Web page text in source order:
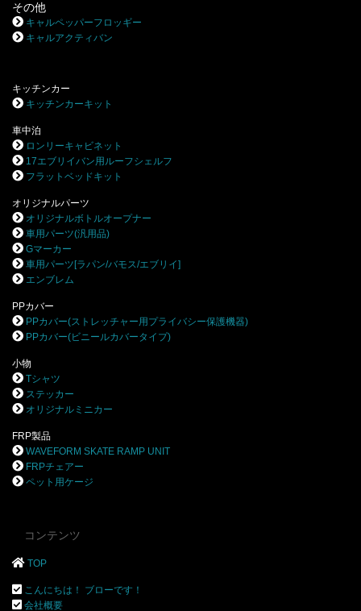
その他
キャルペッパーフロッギー
キャルアクティバン
キッチンカー
キッチンカーキット
車中泊
ロンリーキャビネット
17エブリイバン用ルーフシェルフ
フラットベッドキット
オリジナルパーツ
オリジナルボトルオープナー
車用パーツ(汎用品)
Gマーカー
車用パーツ[ラパン/バモス/エブリイ]
エンブレム
PPカバー
PPカバー(ストレッチャー用プライバシー保護機器)
PPカバー(ビニールカバータイプ)
小物
Tシャツ
ステッカー
オリジナルミニカー
FRP製品
WAVEFORM SKATE RAMP UNIT
FRPチェアー
ペット用ケージ
コンテンツ
TOP
こんにちは！ ブローです！
会社概要